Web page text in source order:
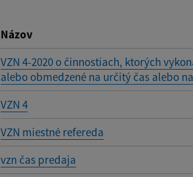
Názov
VZN 4-2020 o činnostiach, ktorých
alebo obmedzené na určitý čas alebo
VZN 4
VZN miestné refereda
vzn čas predaja